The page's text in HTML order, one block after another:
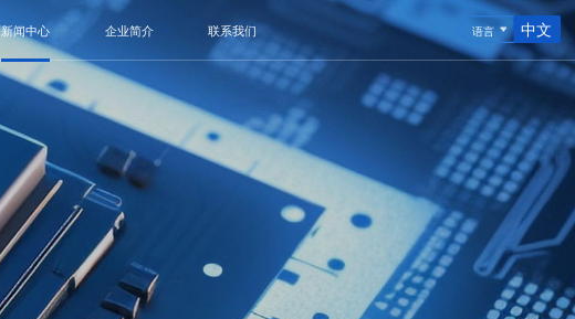
语言 中文
新闻中心 企业简介 联系我们